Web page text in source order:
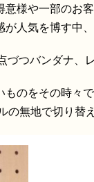
様や一部のお
人気を博す中
つバンダナ、
のをその時々
無地で切り替